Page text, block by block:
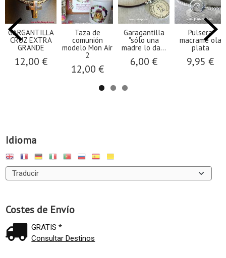
Idioma
Costes de Envío
GRATIS *
Consultar Destinos
GARGANTILLA
CRUZ EXTRA
GRANDE
12,00 €
Taza de
comunión
modelo Mon Air
2
12,00 €
Garagantilla
"sólo una
madre lo da...
6,00 €
Pulsera
macramé ola
plata
9,95 €